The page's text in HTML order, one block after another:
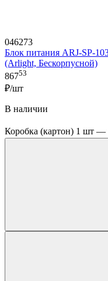
046273
Блок питания ARJ-SP-
(Arlight, Бескорпусной)
86753
₽/шт
В наличии
Коробка (картон) 1 шт —